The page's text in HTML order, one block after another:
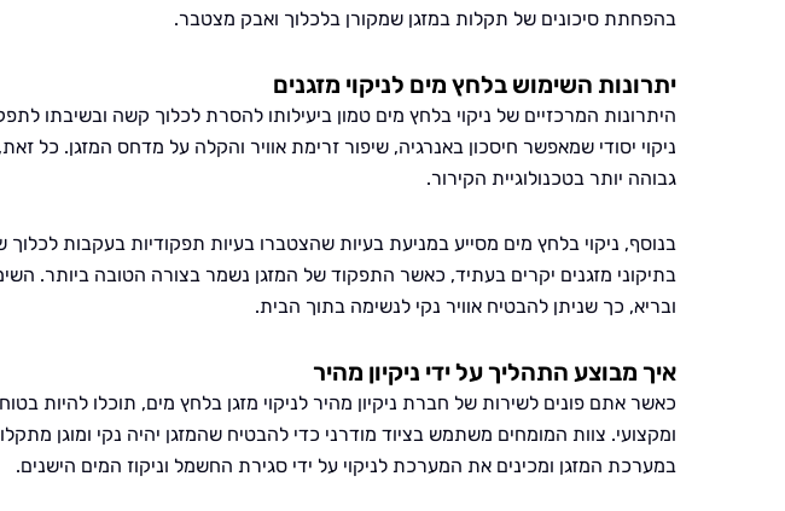
בהפחתת סיכונים של תקלות במזגן שמקורן בלכלוך ואבק מצטבר.
יתרונות השימוש בלחץ מים לניקוי מזגנים
היתרונות המרכזיים של ניקוי בלחץ מים טמון ביעילותו להסרת לכלוך קשה ובשיבתו
ניקוי יסודי שמאפשר חיסכון באנרגיה, שיפור זרימת אוויר והקלה על מדחס המזגן. כל
גבוהה יותר בטכנולוגיית הקירור.
בנוסף, ניקוי בלחץ מים מסייע במניעת בעיות שהצטברו בעיות תפקודיות בעקבות
בתיקוני מזגנים יקרים בעתיד, כאשר התפקוד של המזגן נשמר בצורה הטובה ביותר.
ובריא, כך שניתן להבטיח אוויר נקי לנשימה בתוך הבית.
איך מבוצע התהליך על ידי ניקיון מהיר
כאשר אתם פונים לשירות של חברת ניקיון מהיר לניקוי מזגן בלחץ מים, תוכלו להיות
ומקצועי. צוות המומחים משתמש בציוד מודרני כדי להבטיח שהמזגן יהיה נקי ומוגן
במערכת המזגן ומכינים את המערכת לניקוי על ידי סגירת החשמל וניקוז המים הישנים.